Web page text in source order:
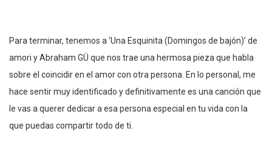
Para terminar, tenemos a ‘Una Esquinita (Domingos de bajón)’ de
amori y Abraham GÜ que nos trae una hermosa pieza que habla
sobre el coincidir en el amor con otra persona. En lo personal, me
hace sentir muy identificado y definitivamente es una canción que
le vas a querer dedicar a esa persona especial en tu vida con la
que puedas compartir todo de ti.